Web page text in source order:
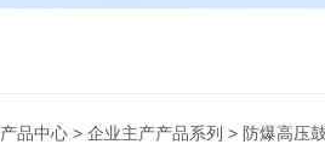
产品中心 > 企业主产产品系列 > 防爆高压